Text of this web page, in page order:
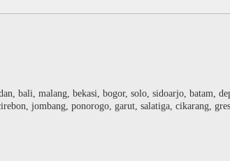
bali, malang, bekasi, bogor, solo, sidoarjo, batam,
jombang, ponorogo, garut, salatiga, cikarang,